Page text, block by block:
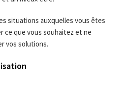
situations auxquelles vous êtes
ce que vous souhaitez et ne
vos solutions.